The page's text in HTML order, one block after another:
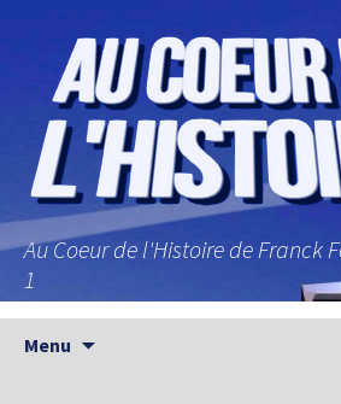
Au Coeur de l'Histoire de Franck
1
Menu